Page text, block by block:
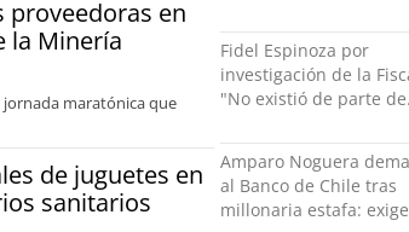
proveedoras en
la Minería
jornada maratónica que
de juguetes en
sanitarios
social
Fidel Espinoza por
investigación de la
"No existió de parte de
violencia física ni
Amparo Noguera
al Banco de Chile tras
millonaria estafa: exige